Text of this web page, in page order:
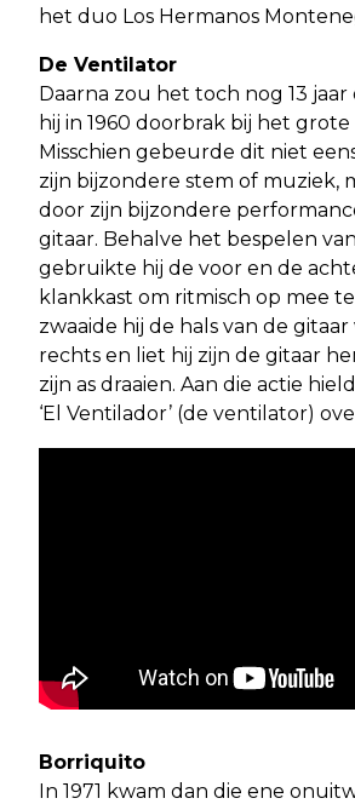
het duo Los Hermanos
De Ventilator
Daarna zou het toch nog 13
hij in 1960 doorbrak bij het
Misschien gebeurde dit niet
zijn bijzondere stem of muziek,
door zijn bijzondere
gitaar. Behalve het bespelen
gebruikte hij de voor en de
klankkast om ritmisch op mee
zwaaide hij de hals van de
rechts en liet hij zijn de gitaar
zijn as draaien. Aan die actie
‘El Ventilador’ (de ventilator)
Borriquito
In 1971 kwam dan die ene